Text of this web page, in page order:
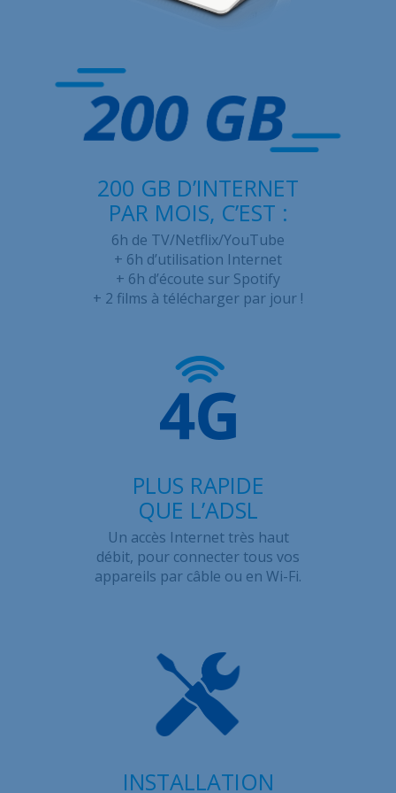
À propos
Plan du site
200 GB D’INTERNET
PAR MOIS, C’EST :
6h de TV/Netflix/YouTube
+ 6h d’utilisation Internet
+ 6h d’écoute sur Spotify
+ 2 films à télécharger par jour !
PLUS RAPIDE
QUE L’ADSL
Un accès Internet très haut
débit, pour connecter tous vos
appareils par câble ou en Wi-Fi.
INSTALLATION